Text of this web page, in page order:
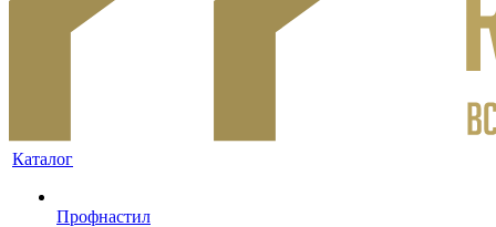
Каталог
Профнастил